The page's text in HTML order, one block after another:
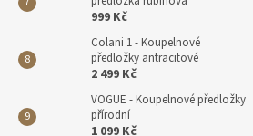
999 Kč
Colani 1 - Koupelnové
předložky antracitové
2 499 Kč
VOGUE - Koupelnové předložky
přírodní
1 099 Kč